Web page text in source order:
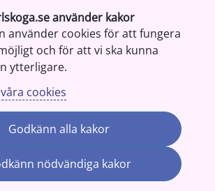
använder kakor
använder cookies för att fungera
och för att vi ska kunna
ytterligare.
cookies
Godkänn alla kakor
nödvändiga kakor